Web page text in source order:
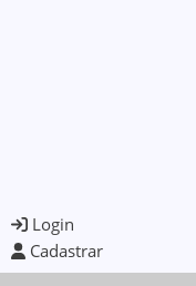
Login
Cadastrar